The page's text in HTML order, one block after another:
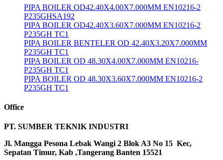
PIPA BOILER OD42.40X4.00X7.000MM EN10216-2
P235GHSA192
PIPA BOILER OD42.40X3.60X7.000MM EN10216-2
P235GH TC1
PIPA BOILER BENTELER OD 42.40X3.20X7.000MM
P235GH TC1
PIPA BOILER OD 48.30X4.00X7.000MM EN10216-
P235GH TC1
PIPA BOILER OD 48.30X3.60X7.000MM EN10216-2
P235GH TC1
Office
PT. SUMBER TEKNIK INDUSTRI
Jl. Mangga Pesona Lebak Wangi 2 Blok A3 No 15 Kec,
Sepatan Timur, Kab ,Tangerang Banten 15521